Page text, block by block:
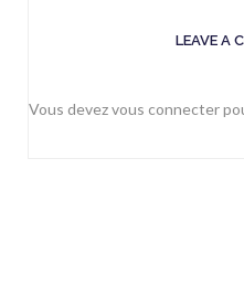
LEAVE A
Vous devezvous connecter